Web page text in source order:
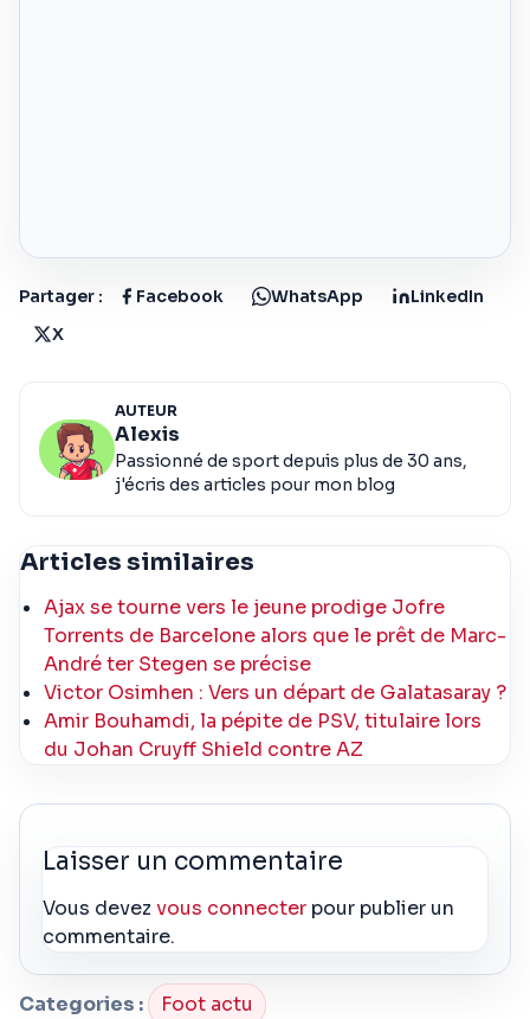
Partager : Facebook WhatsApp
LinkedIn
X
AUTEUR
Alexis
Passionné de sport depuis plus de 30 ans,
j'écris des articles pour mon blog
Articles similaires
Ajax se tourne vers le jeune prodige Jofre
Torrents de Barcelone alors que le prêt de Marc-
André ter Stegen se précise
Victor Osimhen : Vers un départ de Galatasaray ?
Amir Bouhamdi, la pépite de PSV, titulaire lors
du Johan Cruyff Shield contre AZ
Laisser un commentaire
Vous devezvous connecter pour publier un
commentaire.
Categories : Foot actu